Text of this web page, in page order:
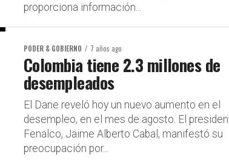
proporciona información...
PODER & GOBIERNO 7 años ago
Colombia tiene 2.3 millones de
desempleados
El Dane reveló hoy un nuevo aumento en el
desempleo, en el mes de agosto. El
Fenalco, Jaime Alberto Cabal, manifestó su
preocupación por...